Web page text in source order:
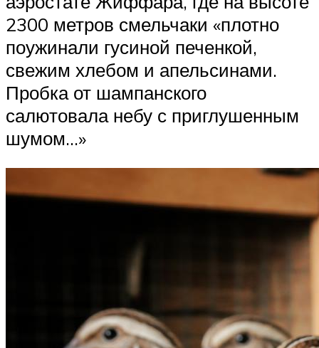
2300 метров смельчаки «плотно
поужинали гусиной печенкой,
свежим хлебом и апельсинами.
Пробка от шампанского
салютовала небу с приглушенным
шумом…»